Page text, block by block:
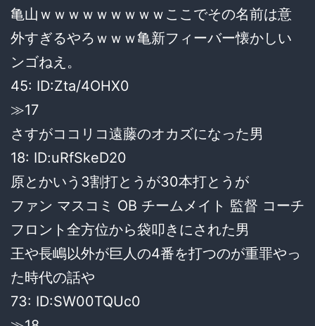
亀山ｗｗｗｗｗｗｗｗｗここでその名前は意
外すぎるやろｗｗｗ亀新フィーバー懐かしい
ンゴねえ。
45: ID:Zta/4OHX0
≫17
さすがココリコ遠藤のオカズになった男
18: ID:uRfSkeD20
原とかいう3割打とうが30本打とうが
ファン マスコミ OB チームメイト 監督 コーチ
フロント全方位から袋叩きにされた男
王や長嶋以外が巨人の4番を打つのが重罪やっ
た時代の話や
73: ID:SW00TQUc0